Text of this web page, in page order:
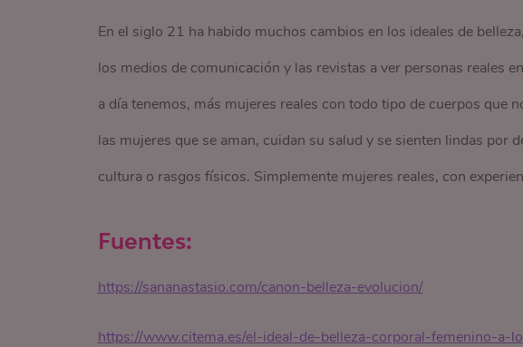
En el siglo 21 ha habido muchos cambios en los ideales de
los medios de comunicación y las revistas a ver personas reales
a día tenemos, más mujeres reales con todo tipo de cuerpos que
las mujeres que se aman, cuidan su salud y se sienten lindas por
cultura o rasgos físicos. Simplemente mujeres reales, con
Fuentes:
https://sananastasio.com/canon-belleza-evolucion/
https://www.citema.es/el-ideal-de-belleza-corporal-femenino-a-